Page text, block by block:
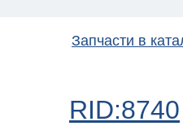
Запчасти в
RID:8740